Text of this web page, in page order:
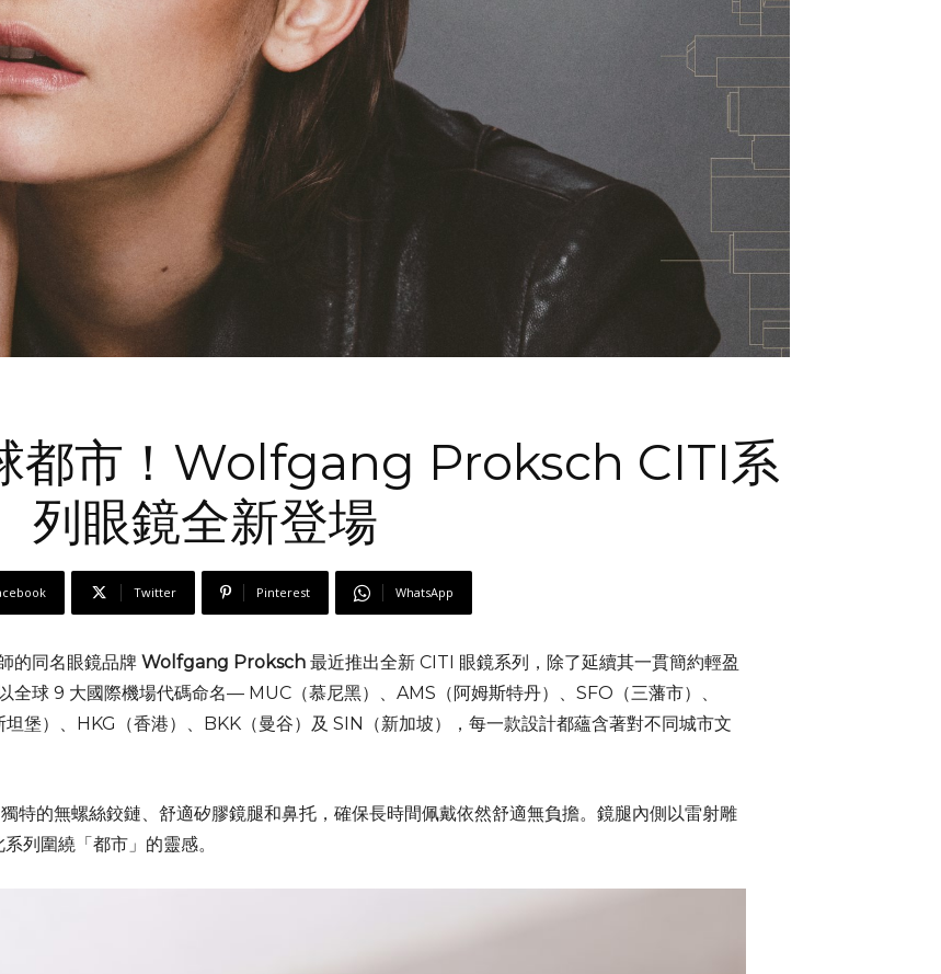
都市！Wolfgang Proksch CITI系
列眼鏡全新登場
Twitter Pinterest WhatsApp
的同名眼鏡品牌 Wolfgang Proksch 最近推出全新 CITI 眼鏡系列，除了延續其一貫簡約輕盈
全球 9 大國際機場代碼命名— MUC（慕尼黑）、AMS（阿姆斯特丹）、SFO（三藩市）、
堡）、HKG（香港）、BKK（曼谷）及 SIN（新加坡），每一款設計都蘊含著對不同城市文
特的無螺絲鉸鏈、舒適矽膠鏡腿和鼻托，確保長時間佩戴依然舒適無負擔。鏡腿內側以雷射雕
列圍繞「都市」的靈感。